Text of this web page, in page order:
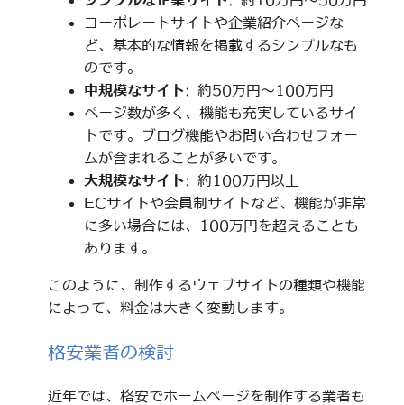
コーポレートサイトや企業紹介ページな
ど、基本的な情報を掲載するシンプルなも
のです。
中規模なサイト: 約50万円～100万円
ページ数が多く、機能も充実しているサイ
トです。ブログ機能やお問い合わせフォー
ムが含まれることが多いです。
大規模なサイト: 約100万円以上
ECサイトや会員制サイトなど、機能が非常
に多い場合には、100万円を超えることも
あります。
このように、制作するウェブサイトの種類や機能
によって、料金は大きく変動します。
格安業者の検討
近年では、格安でホームページを制作する業者も